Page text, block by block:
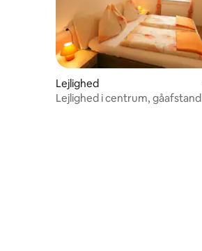
Lejlighed
Lejlighed i centrum,